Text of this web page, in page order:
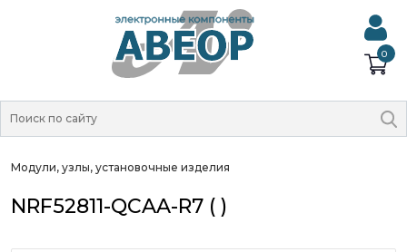
0
Модули, узлы, установочные изделия
NRF52811-QCAA-R7 ( )